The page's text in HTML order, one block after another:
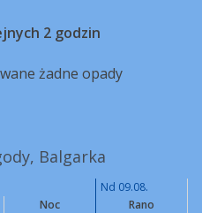
2 godzin
żadne opady
Balgarka
Nd 09.08.
Noc
Rano